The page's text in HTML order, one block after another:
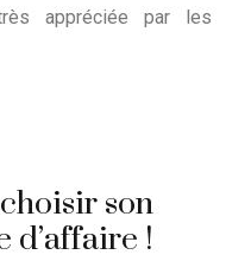
appréciée par les
son
d’affaire !